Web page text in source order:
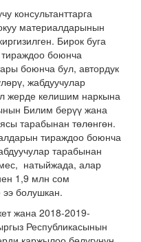
консультанттарга
материалдарынын
Бирок буга
боюнча
боюнча бул, автордук
жабдуучулар
жерде келишим наркына
Билим берүү жана
тарабынан төлөнгөн.
тираждоо боюнча
тарабынан
натыйжада, алар
1,9 млн сом
болушкан.
жана 2018-2019-
Республикасынын